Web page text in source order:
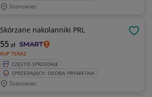
Sosnowiec
Skórzane nakolanniki PRL
KUP TERAZ
55zł
CZĘSTO SPRZEDAJE
SPRZEDAJĄCY: OSOBA PRYWATNA
Sosnowiec